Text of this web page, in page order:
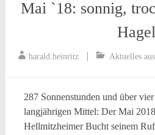
Mai `18: sonnig,
Hagel
harald.heinritz Aktuelles
287 Sonnenstunden und über
langjährigen Mittel: Der Mai
Hellmitzheimer Bucht seinem